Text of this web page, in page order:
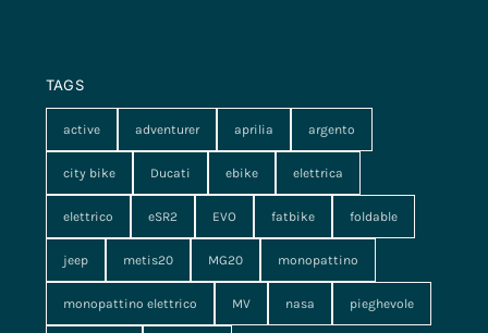
TAGS
active adventurer aprilia argento
city bike Ducati ebike elettrica
elettrico eSR2 EVO fatbike foldable
jeep metis20 MG20 monopattino
monopattino elettrico MV nasa pieghevole